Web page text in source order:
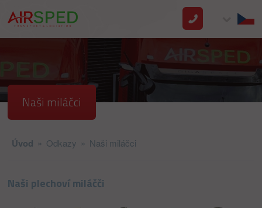
Naši miláčci
Úvod » Odkazy » Naši miláčci
Naši plechoví miláčči